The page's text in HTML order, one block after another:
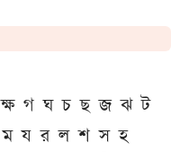
ক্ষ গ ঘ চ ছ জ ঝ ট
ম য র ল শ স হ